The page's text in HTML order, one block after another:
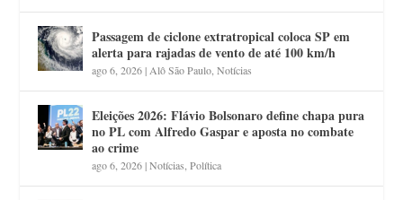
Passagem de ciclone extratropical coloca SP em
alerta para rajadas de vento de até 100 km/h
ago 6, 2026|Alô São Paulo,Notícias
Eleições 2026: Flávio Bolsonaro define chapa pura
no PL com Alfredo Gaspar e aposta no combate
ao crime
ago 6, 2026|Notícias,Política